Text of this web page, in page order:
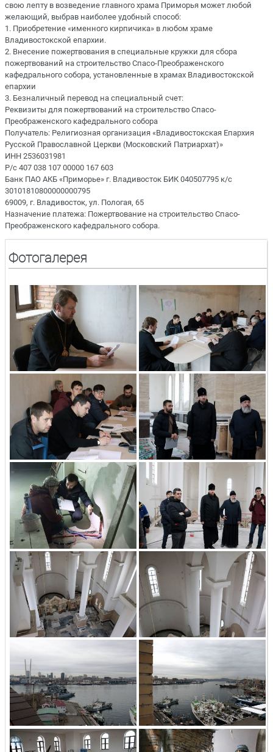
свою лепту в возведение главного храма Приморья может любой
желающий, выбрав наиболее удобный способ:
1. Приобретение «именного кирпичика» в любом храме
Владивостокской епархии.
2. Внесение пожертвования в специальные кружки для сбора
пожертвований на строительство Спасо-Преображенского
кафедрального собора, установленные в храмах Владивостокской
епархии
3. Безналичный перевод на специальный счет:
Реквизиты для пожертвований на строительство Спасо-
Преображенского кафедрального собора
Получатель: Религиозная организация «Владивостокская Епархия
Русской Православной Церкви (Московский Патриархат)»
ИНН 2536031981
Р/с 407 038 107 00000 167 603
Банк ПАО АКБ «Приморье» г. Владивосток БИК 040507795 к/с
30101810800000000795
69009, г. Владивосток, ул. Пологая, 65
Назначение платежа: Пожертвование на строительство Спасо-
Преображенского кафедрального собора.
Фотогалерея